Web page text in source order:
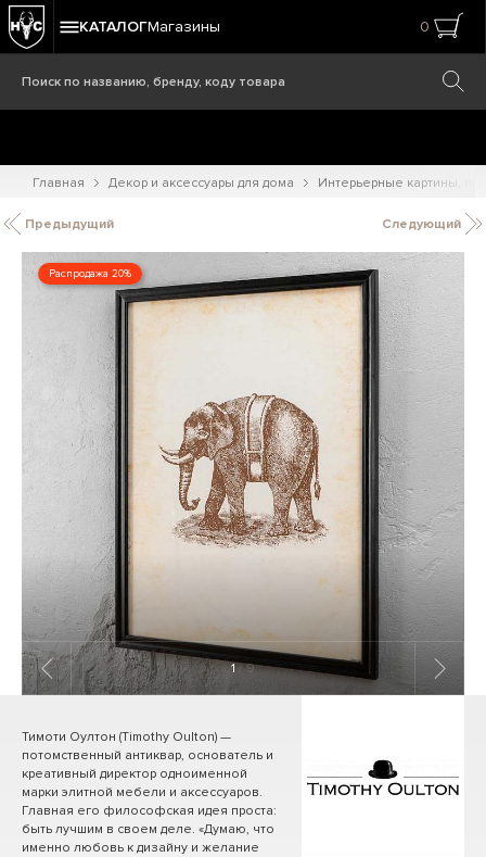
КАТАЛОГМагазины 0
Главная Декор и аксессуары для дома Интерьерные картины,
Предыдущий Следующий
Распродажа 20%
1/ 9
Тимоти Оултон (Timothy Oulton) —
потомственный антиквар, основатель и
креативный директор одноименной
марки элитной мебели и аксессуаров.
Главная его философская идея проста:
быть лучшим в своем деле. «Думаю, что
именно любовь к дизайну и желание